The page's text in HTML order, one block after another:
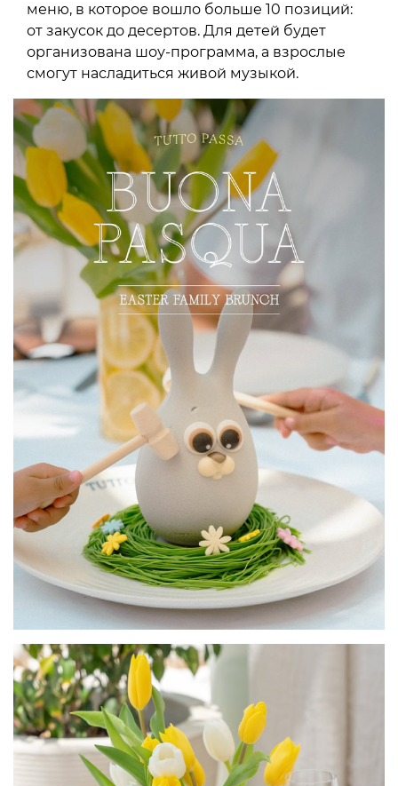
меню, в которое вошло больше 10 позиций:
от закусок до десертов. Для детей будет
организована шоу-программа, а взрослые
смогут насладиться живой музыкой.